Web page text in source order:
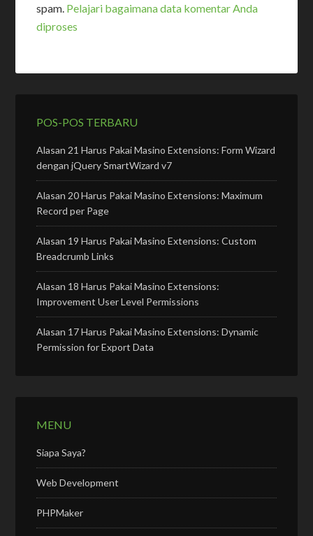
spam. Pelajari bagaimana data komentar Anda
diproses
POS-POS TERBARU
Alasan 21 Harus Pakai Masino Extensions: Form Wizard
dengan jQuery SmartWizard v7
Alasan 20 Harus Pakai Masino Extensions: Maximum
Record per Page
Alasan 19 Harus Pakai Masino Extensions: Custom
Breadcrumb Links
Alasan 18 Harus Pakai Masino Extensions:
Improvement User Level Permissions
Alasan 17 Harus Pakai Masino Extensions: Dynamic
Permission for Export Data
MENU
Siapa Saya?
Web Development
PHPMaker